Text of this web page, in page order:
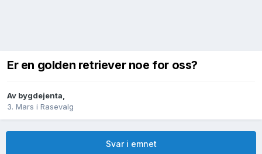
Er en golden retriever noe for oss?
Av bygdejenta,
3. Mars i Rasevalg
Svar i emnet